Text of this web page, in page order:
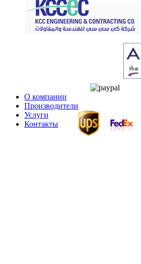
О компании
Производители
Услуги
Контакты